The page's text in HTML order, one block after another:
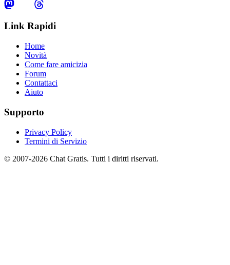
Link Rapidi
Home
Novità
Come fare amicizia
Forum
Contattaci
Aiuto
Supporto
Privacy Policy
Termini di Servizio
© 2007-2026 Chat Gratis. Tutti i diritti riservati.